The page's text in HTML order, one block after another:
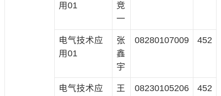
用01
竞
一
电气技术应
用01
张
鑫
宇
08280107009 452
电气技术应
王
08230105206 452